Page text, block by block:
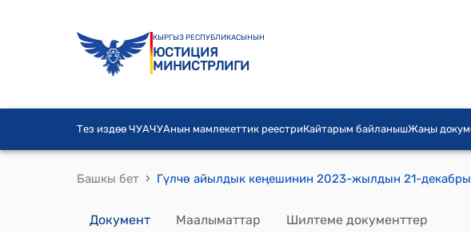
КЫРГЫЗ РЕСПУБЛИКАСЫНЫН
ЮСТИЦИЯ
МИНИСТРЛИГИ
Тез издөө ЧУАЧУАнын мамлекеттик реестриКайтарым байланышЖаңы
Башкы бет ›
Документ Маалыматтар Шилтеме документтер